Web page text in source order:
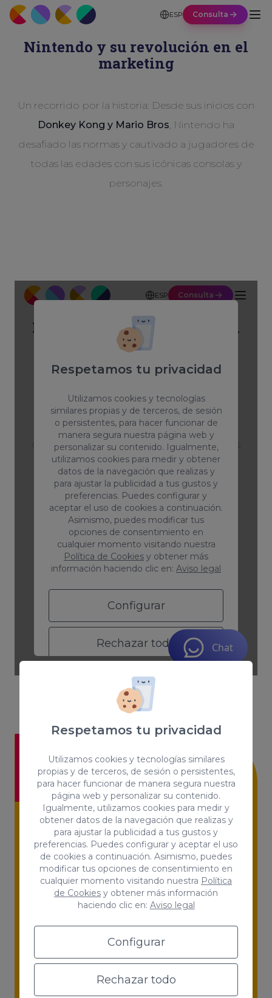
Respetamos tu privacidad
Utilizamos cookies y tecnologías similares
propias y de terceros, de sesión o persistentes,
para hacer funcionar de manera segura nuestra
página web y personalizar su contenido.
Igualmente, utilizamos cookies para medir y
obtener datos de la navegación que realizas y
para ajustar la publicidad a tus gustos y
preferencias. Puedes configurar y aceptar el uso
de cookies a continuación. Asimismo, puedes
modificar tus opciones de consentimiento en
cualquier momento visitando nuestra Política
de Cookies y obtener más información
haciendo clic en: Aviso legal
Configurar
Rechazar todo
ESP Consulta
Nintendo y su revolución en el
marketing
Un recorrido por la historia: Desde sus inicios con
Donkey Kong y Mario Bros, Nintendo ha
desafiado las normas y cautivado a jugadores de
todas las edades con sus icónicas consolas y
personajes.
¡Únete a nuestra
newslettery no te
pierdas ninguna de
nuestras novedades!
email
condiciones generales y la política de
privacidad